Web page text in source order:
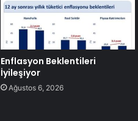
Enflasyon Beklentileri
İyileşiyor
Ağustos 6, 2026